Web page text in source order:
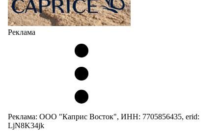
Реклама
Реклама: ООО "Каприс Восток", ИНН: 7705856435, erid:
LjN8K34jk